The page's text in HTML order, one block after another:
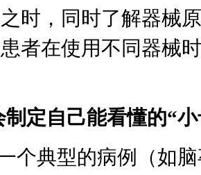
之时 ， 同时了解器械
患者在使用不同器械
制定自己能看懂的“
个典型的病例（如